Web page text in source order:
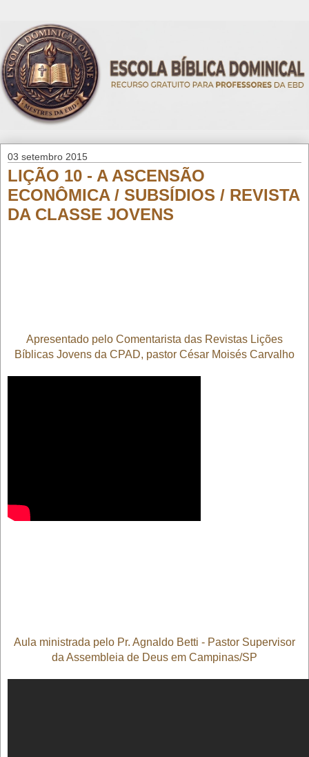
03 setembro 2015
LIÇÃO 10 - A ASCENSÃO
ECONÔMICA / SUBSÍDIOS / REVISTA
DA CLASSE JOVENS
Apresentado pelo Comentarista das Revistas Lições
Bíblicas Jovens da CPAD, pastor César Moisés Carvalho
Aula ministrada pelo Pr. Agnaldo Betti - Pastor Supervisor
da Assembleia de Deus em Campinas/SP